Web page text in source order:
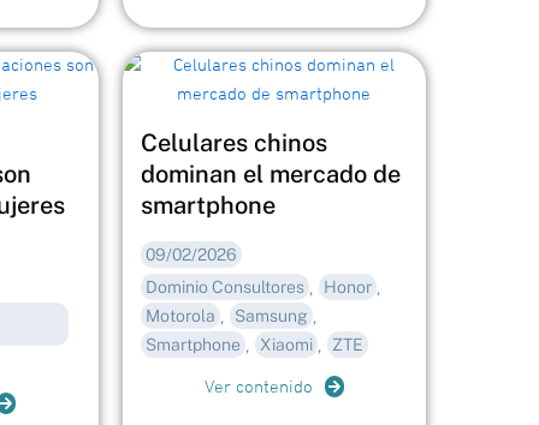
Celulares chinos
dominan el mercado de
smartphone
09/02/2026
Dominio Consultores , Honor ,
Motorola , Samsung ,
Smartphone , Xiaomi , ZTE
Ver contenido